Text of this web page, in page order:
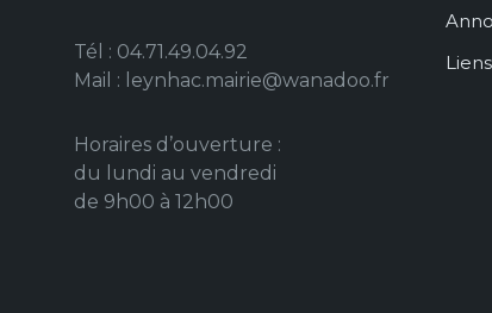
Tél : 04.71.49.04.92
Mail : leynhac.mairie@wanadoo.fr
Horaires d’ouverture :
du lundi au vendredi
de 9h00 à 12h00
Liens